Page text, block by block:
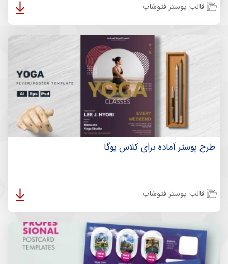
قالب پوستر فتوشاپ
طرح پوستر آماده برای کلاس یوگا
قالب پوستر فتوشاپ